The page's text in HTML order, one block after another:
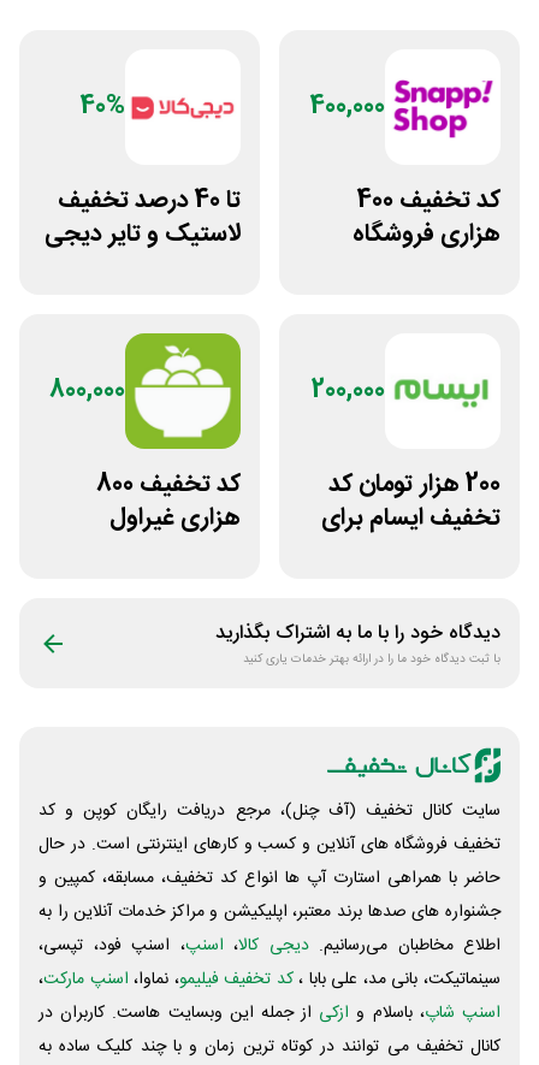
400,000
کد تخفیف 400
هزاری فروشگاه
40%
تا 40 درصد تخفیف
لاستیک و تایر دیجی
200,000
200 هزار تومان کد
تخفیف ایسام برای
800,000
کد تخفیف 800
هزاری غیراول
دیدگاه خود را با ما به اشتراک بگذارید
با ثبت دیدگاه خود ما را در ارائه بهتر خدمات یاری کنید
سایت کانال تخفیف (آف چنل)، مرجع دریافت رایگان کوپن و کد
تخفیف فروشگاه های آنلاین و کسب و‌ کارهای اینترنتی است. در حال
حاضر با همراهی استارت آپ ها انواع کد تخفیف، مسابقه، کمپین و
جشنواره های صدها برند معتبر، اپلیکیشن و مراکز خدمات آنلاین را به
اطلاع مخاطبان می‌رسانیم. دیجی کالا، اسنپ، اسنپ فود، تپسی،
سینماتیکت، بانی مد، علی‌ بابا ،کد تخفیف فیلیمو، نماوا، اسنپ مارکت،
اسنپ شاپ، باسلام و ازکی از جمله این وبسایت ‌هاست. کاربران در
کانال تخفیف می توانند در کوتاه ترین زمان و با چند کلیک ساده به